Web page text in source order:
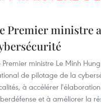
Premier ministre
Premier ministre Le Minh
de pilotage de la
à accélérer
et à améliorer la